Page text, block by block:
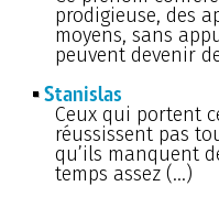
prodigieuse, des
moyens, sans
peuvent devenir
Stanislas
Ceux qui portent
réussissent pas
qu’ils manquent
temps assez (…)